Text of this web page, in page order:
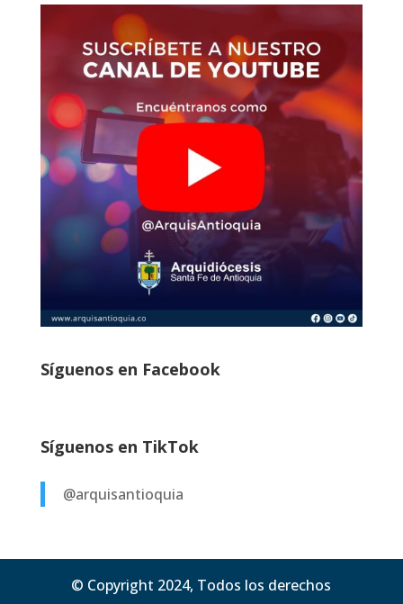
Síguenos en Facebook
Síguenos en TikTok
@arquisantioquia
© Copyright 2024, Todos los derechos